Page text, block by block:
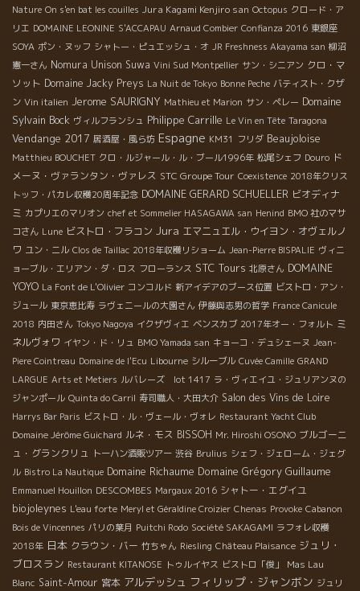
Nature On s'en bat les couilles Jura Kagami Kenjiro san Octopus クロード・ア
リエ DOMAINE LEONINE S'ACCAPAU Arnaud Combier Confianza 2016 東銀座
SOYA ポン・ヌッフ シャトー・ピュエッシュ・オ JR Freshness Akayama san 柳沼
憲一さん Nomura Unison Suwa Vini Sud Montpellier サン・シニアン クロ・マ
ソット Domaine Jacky Preys La Nuit de Tokyo Bonne Peche バティスト・クザ
ン Vin italien Jerome SAURIGNY Mathieu et Marion サン・ペレー Domaine
Sylvain Bock ヴィルフランシュ Philippe Carrille Le Vin en Tête Taragona
Vendange 2017 居酒屋・風ら坊 Espagne KM31 フリダ Beaujoloise
Matthieu BOUCHET クロ・ルジャール・ル・ブール1996年 松尾シェフ Douro ド
メーヌ・ヴァランタン・ヴァレス STC Groupe Tour Coexistence 2018年クリス
トッフ・パカレ収穫20周年記念 DOMAINE GERARD SCHUELLER ビオディナ
ミ カプリエのマリオン chef et Sommelier HASAGAWA san Henind BMO 社のマサ
コさん Lune ビストロ・フラコン Jura エマニュエル・ウイヨン・オヴェルノ
ワ ユン・ニル Clos de Taillac 2018年収穫リショーム Jean-Pierre BISPALIE ヴィニ
ョーブル・エリアン・ダ・ロス フローランス STC Tours 北原さん DOMAINE
YOYO La Font de L'Olivier コンコルド 新アイデアのブース位置 ビストロ・アン・
ジュール 東京恵比寿 ラヴェニールの大園さん 伊藤與志男の哲学 France Canicule
2018 内田さん Tokyo Nagoya イクザヴィエ ベンスカブ 2017年オー・フォルト ミ
ネルヴォワ イヤン・ド・リュ BMO Yamada san キョーコ・デュシェーヌ Jean-
Piere Cointreau Domaine de l'Ecu Libourne シルーブル Cuvée Camille GRAND
LARGUE Arts et Metiers ルバレーズ lot 1417 ラ・ヴィエイユ・ジュリアンヌの
ジャンポール Quinta do Carril 寿司職人・大田大介 Salon des Vins de Loire
Harrys Bar Paris ビストロ・ル・ヴェール・ヴォレ Restaurant Yacht Club
Domaine Jérôme Guichard ルネ・モス BISSOH Mr. Hiroshi OSONO ブルゴーニ
ュ・グランクリュ トーハン酒販ツアー 渋谷 Brulius シェフ・ジェローム・ジェグ
ル Bistro La Nautique Domaine Richaume Domaine Grégory Guillaume
Emmanuel Houillon DESCOMBES Margaux 2016 シャトー・エグイユ
biojoleynes L'eau forte Meryl et Géraldine Croizier Chenas Provoke Cabanon
Bois de Vincennes パリの葉月 Puitchi Rodo Société SAKAGAMI ラフォレ収穫
2018年 日本 クラウン・バー 竹ちゃん Riesling Château Plaisance ジュリ・
ブロスラン Restaurant KITANOSE トゥルイヤス ビストロ「俊」
Mas Lau
Blanc Saint-Amour 宮本 アルデッシュ フィリップ・ジャンボン ジュリ